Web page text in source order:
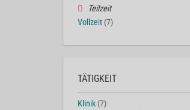
Teilzeit
Vollzeit (7)
TÄTIGKEIT
Klinik (7)